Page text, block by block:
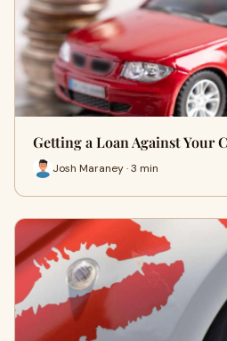
Getting a Loan Against Your
Josh Maraney · 3 min